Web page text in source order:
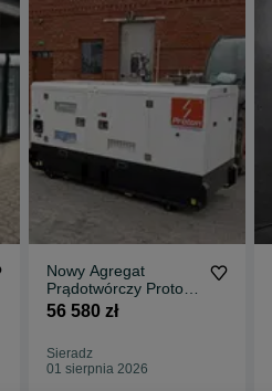
Nowy Agregat
Prądotwórczy Proton
Diesel 50kW 55kW
Automatyka SZR AVR
56 580 zł
Sieradz
01 sierpnia 2026